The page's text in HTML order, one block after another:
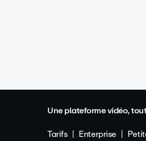
Une plateforme vidéo,
Tarifs
Enterprise